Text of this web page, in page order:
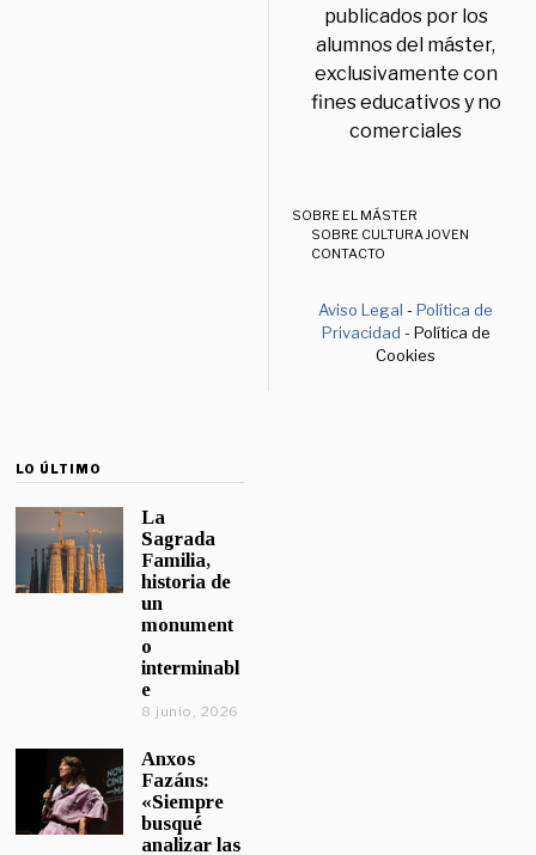
publicados por los
alumnos del máster,
exclusivamente con
fines educativos y no
comerciales
SOBRE EL MÁSTER
SOBRE CULTURA JOVEN
CONTACTO
Aviso Legal -Política de
Privacidad - Política de
Cookies
LO ÚLTIMO
La
Sagrada
Familia,
historia de
un
monument
o
interminabl
e
8 junio, 2026
Anxos
Fazáns:
«Siempre
busqué
analizar las